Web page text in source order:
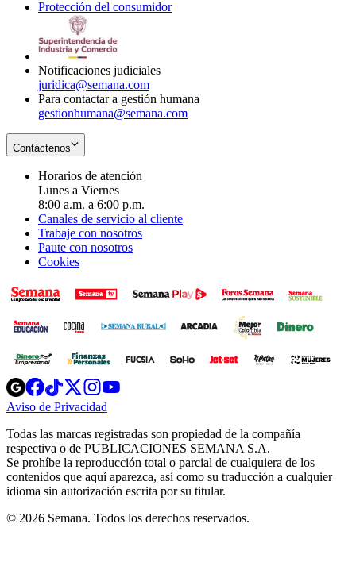
window
newin
Protección del consumidorOpens
Notificaciones judiciales
juridica@semana.com
Para contactar a gestión humana
gestionhumana@semana.com
Contáctenos
Horarios de atención
Lunes a Viernes
8:00 a.m. a 6:00 p.m.
Canales de servicio al cliente
Trabaje con nosotros
Paute con nosotros
Cookies
Opens
in
new
Opens
in
new
Opens
in
new
window
Opens
new
windowwindow
Aviso de Privacidad
new
window
Todas las marcas registradas son propiedad de la compañía
respectiva o de PUBLICACIONES SEMANA S.A.
Se prohíbe la reproducción total o parcial de cualquiera de los
contenidos que aquí aparezca, así como su traducción a cualquier
idioma sin autorización escrita por su titular.
© 2026 Semana. Todos los derechos reservados.